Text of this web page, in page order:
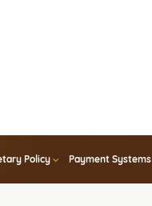
Policy Payment Systems